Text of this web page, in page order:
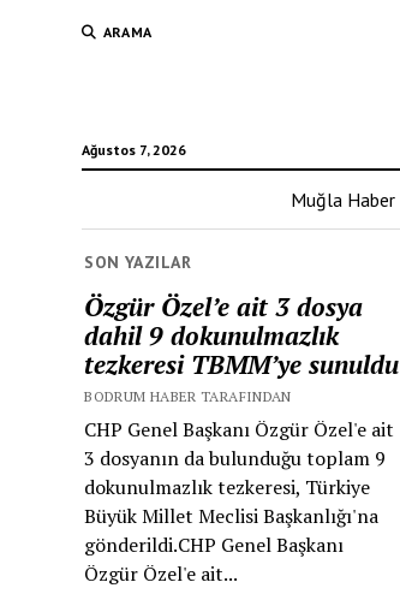
ARAMA
Ağustos 7, 2026
Muğla Haber
SON YAZILAR
Özgür Özel’e ait 3 dosya
dahil 9 dokunulmazlık
tezkeresi TBMM’ye sunuldu
BODRUM HABER TARAFINDAN
CHP Genel Başkanı Özgür Özel'e ait
3 dosyanın da bulunduğu toplam 9
dokunulmazlık tezkeresi, Türkiye
Büyük Millet Meclisi Başkanlığı'na
gönderildi.CHP Genel Başkanı
Özgür Özel'e ait...